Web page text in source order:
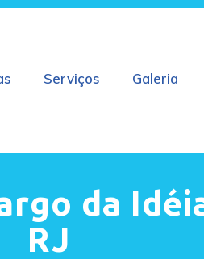
Serviços Galeria
da
RJ